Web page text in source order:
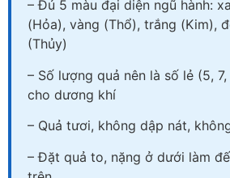
– Đủ 5 màu đại diện ngũ hành:
(Hỏa), vàng (Thổ), trắng (Kim),
(Thủy)
– Số lượng quả nên là số lẻ (5,
cho dương khí
– Quả tươi, không dập nát,
– Đặt quả to, nặng ở dưới làm